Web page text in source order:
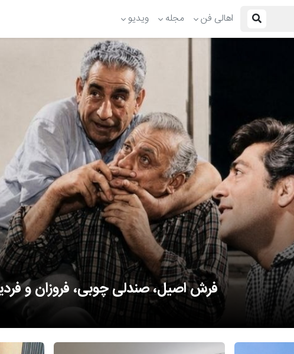
اهالی فن مجله ویدیو
زندگی روی نوارهای باریک خشکی؛